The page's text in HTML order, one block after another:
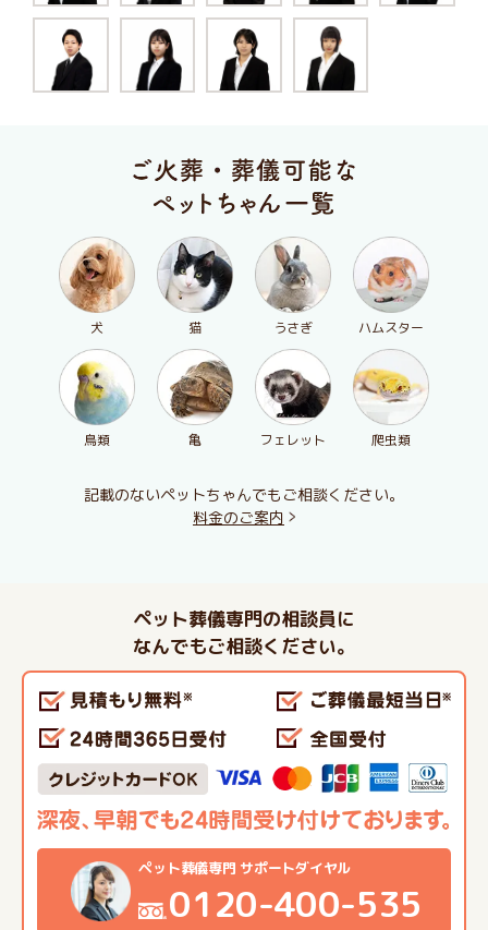
犬 猫 うさぎ ハムスター
鳥類 亀 フェレット 爬虫類
記載のないペットちゃんでもご相談ください。
料金のご案内
ペット葬儀専門の相談員に
なんでもご相談ください。
ペット葬儀専門 サポートダイヤル
0120-400-535